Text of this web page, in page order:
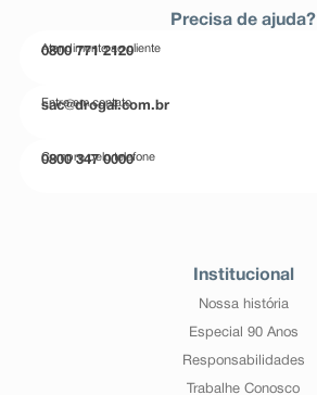
Precisa de ajuda?
Atendimento ao cliente
0800 771 2120
Entre em contato
sac@drogal.com.br
Compre pelo telefone
0800 347 0000
Institucional
Nossa história
Especial 90 Anos
Responsabilidades
Trabalhe Conosco